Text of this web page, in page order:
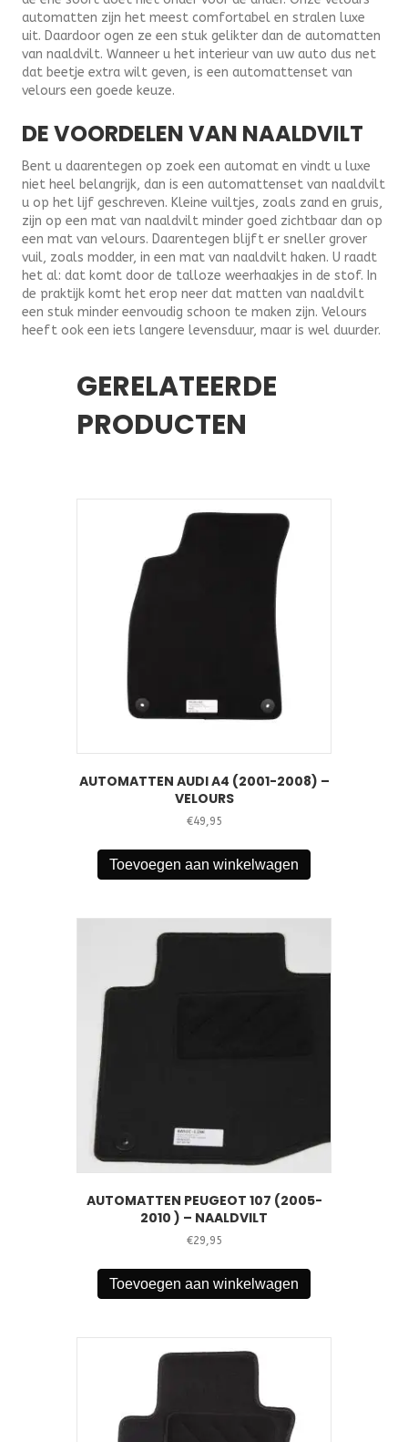
automatten zijn het meest comfortabel en stralen luxe
uit. Daardoor ogen ze een stuk gelikter dan de automatten
van naaldvilt. Wanneer u het interieur van uw auto dus net
dat beetje extra wilt geven, is een automattenset van
velours een goede keuze.
DE VOORDELEN VAN NAALDVILT
Bent u daarentegen op zoek een automat en vindt u luxe
niet heel belangrijk, dan is een automattenset van naaldvilt
u op het lijf geschreven. Kleine vuiltjes, zoals zand en gruis,
zijn op een mat van naaldvilt minder goed zichtbaar dan op
een mat van velours. Daarentegen blijft er sneller grover
vuil, zoals modder, in een mat van naaldvilt haken. U raadt
het al: dat komt door de talloze weerhaakjes in de stof. In
de praktijk komt het erop neer dat matten van naaldvilt
een stuk minder eenvoudig schoon te maken zijn. Velours
heeft ook een iets langere levensduur, maar is wel duurder.
GERELATEERDE
PRODUCTEN
AUTOMATTEN AUDI A4 (2001-2008) –
VELOURS
€49,95
Toevoegen aan winkelwagen
AUTOMATTEN PEUGEOT 107 (2005-
2010 ) – NAALDVILT
€29,95
Toevoegen aan winkelwagen